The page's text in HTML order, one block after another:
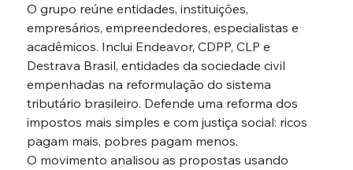
O grupo reúne entidades, instituições,
empresários, empreendedores, especialistas e
acadêmicos. Inclui Endeavor, CDPP, CLP e
Destrava Brasil, entidades da sociedade civil
empenhadas na reformulação do sistema
tributário brasileiro. Defende uma reforma dos
impostos mais simples e com justiça social: ricos
pagam mais, pobres pagam menos.
O movimento analisou as propostas usando